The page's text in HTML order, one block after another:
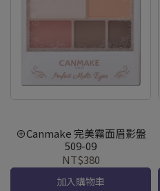
⊕Canmake 完美霧面眉影盤
509-09
NT$380
加入購物車